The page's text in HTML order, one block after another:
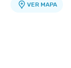
VER MAPA